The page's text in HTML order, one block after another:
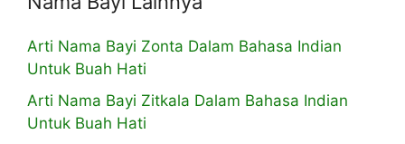
Arti Nama Bayi Zonta Dalam Bahasa Indian
Untuk Buah Hati
Arti Nama Bayi Zitkala Dalam Bahasa Indian
Untuk Buah Hati